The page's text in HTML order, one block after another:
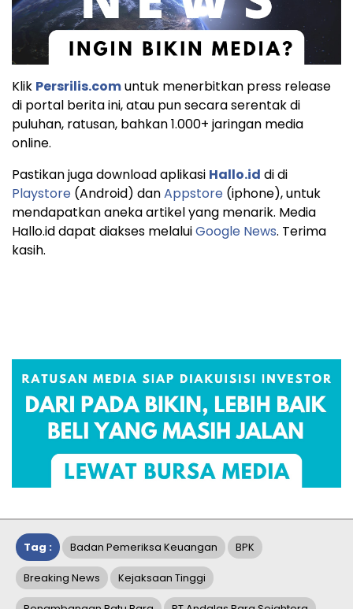
Klik Persrilis.comuntuk menerbitkan press release
di portal berita ini, atau pun secara serentak di
puluhan, ratusan, bahkan 1.000+ jaringan media
online.
Pastikan juga download aplikasi Hallo.id di di
Playstore (Android) danAppstore (iphone), untuk
mendapatkan aneka artikel yang menarik. Media
Hallo.id dapat diakses melaluiGoogle News. Terima
kasih.
Tag : Badan Pemeriksa Keuangan BPK
Breaking News Kejaksaan Tinggi